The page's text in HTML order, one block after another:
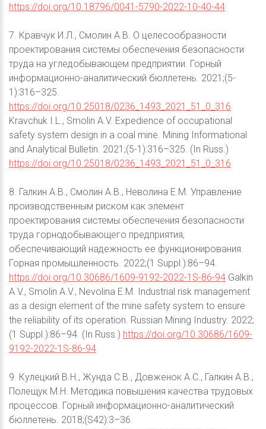
https://doi.org/10.18796/0041-5790-2022-10-40-44
7. Кравчук И.Л., Смолин А.В. О целесообразности
проектирования системы обеспечения безопасности
труда на угледобывающем предприятии. Горный
информационно-аналитический бюллетень. 2021;(5-
1):316–325.
https://doi.org/10.25018/0236_1493_2021_51_0_316
Kravchuk I.L., Smolin A.V. Expedience of occupational
safety system design in a coal mine. Mining Informational
and Analytical Bulletin. 2021;(5-1):316–325. (In Russ.)
https://doi.org/10.25018/0236_1493_2021_51_0_316
8. Галкин А.В., Смолин А.В., Неволина Е.М. Управление
производственным риском как элемент
проектирования системы обеспечения безопасности
труда горнодобывающего предприятия,
обеспечивающий надежность ее функционирования.
Горная промышленность. 2022;(1 Suppl.):86–94.
https://doi.org/10.30686/1609-9192-2022-1S-86-94 Galkin
A.V., Smolin A.V., Nevolina E.M. Industrial risk management
as a design element of the mine safety system to ensure
the reliability of its operation. Russian Mining Industry. 2022;
(1 Suppl.):86–94. (In Russ.) https://doi.org/10.30686/1609-
9192-2022-1S-86-94
9. Кулецкий В.Н., Жунда С.В., Довженок А.С., Галкин А.В.,
Полещук М.Н. Методика повышения качества трудовых
процессов. Горный информационно-аналитический
бюллетень. 2018;(S42):3–36.